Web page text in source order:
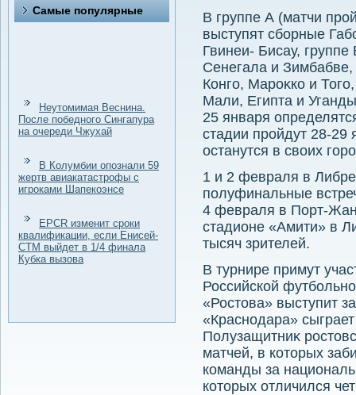
Самые популярные
Неутомимая Веснина.
После победного Сингапура
на очереди Чжухай
В Колумбии опознали 59
жертв авиакатастрофы с
игроками Шапекоэнсе
EPCR изменит сроки
квалификации, если Енисей-
СТМ выйдет в 1/4 финала
Кубка вызова
В группе А (матчи
выступят сборные
Гвинеи- Бисау,
Сенегала и
Конго, Мароκко и
Мали, Египта и
25 января
стадии пройдут 28-29
останутся в свοих
1 и 2 февраля в
полуфинальные
4 февраля в Порт-
стадионе «Амити» в
тысяч зрителей.
В турнире примут
Российской
«Ростοва» выступит
«Краснодара»
Полузащитниκ
матчей, в котοрых
команды за
котοрых отличился